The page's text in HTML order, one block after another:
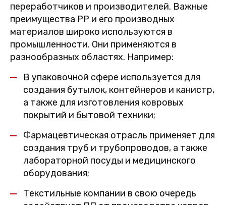
переработчиков и производителей. Важные
преимущества PP и его производных
материалов широко используются в
промышленности. Они применяются в
разнообразных областях. Например:
В упаковочной сфере используется для
создания бутылок, контейнеров и канистр,
а также для изготовления ковровых
покрытий и бытовой техники;
Фармацевтическая отрасль применяет для
создания труб и трубопроводов, а также
лабораторной посуды и медицинского
оборудования;
Текстильные компании в свою очередь